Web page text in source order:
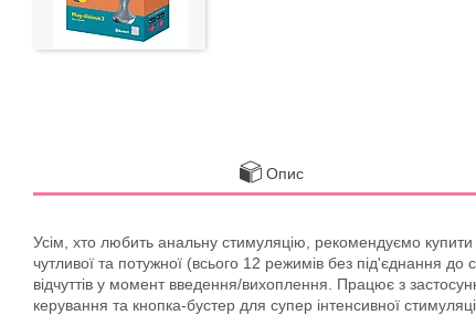
Опис
Усім, хто любить анальну стимуляцію, рекомендуємо
чутливої та потужної (всього 12 режимів без під'єднання
відчуттів у момент введення/вихоплення. Працює з
керування та кнопка-бустер для супер інтенсивної